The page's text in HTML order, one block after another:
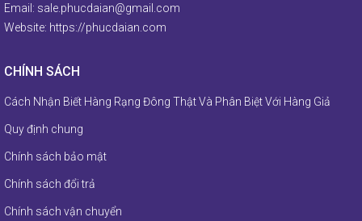
Email: sale.phucdaian@gmail.com
Website: https://phucdaian.com
CHÍNH SÁCH
Cách Nhận Biết Hàng Rạng Đông Thật Và Phân Biệt Với Hàng Giả
Quy định chung
Chính sách bảo mật
Chính sách đổi trả
Chính sách vận chuyển